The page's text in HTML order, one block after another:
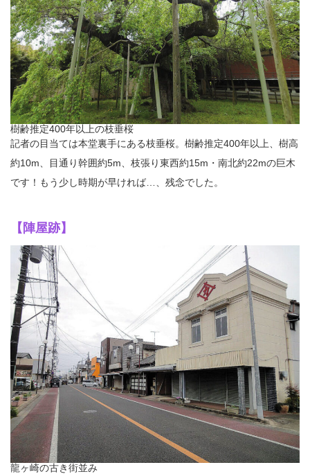
樹齢推定400年以上の枝垂桜
記者の目当ては本堂裏手にある枝垂桜。樹齢推定400年以上、樹高
約10m、目通り幹囲約5m、枝張り東西約15m・南北約22mの巨木
です！もう少し時期が早ければ…、残念でした。
【陣屋跡】
龍ヶ崎の古き街並み